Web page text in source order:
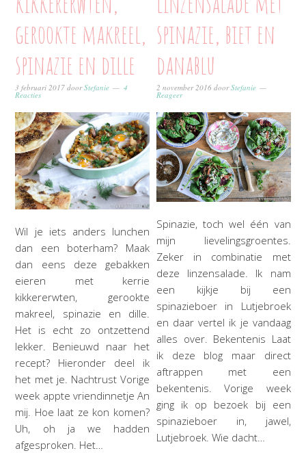
gerookte makreel,
spinazie en dille
3 februari 2017 doorStefanie 4
Reacties
Wil je iets anders lunchen
dan een boterham? Maak
dan eens deze gebakken
eieren met kerrie
kikkererwten, gerookte
makreel, spinazie en dille.
Het is echt zo ontzettend
lekker. Benieuwd naar het
recept? Hieronder deel ik
het met je. Nachtrust Vorige
week appte vriendinnetje An
mij. Hoe laat ze kon komen?
Uh, oh ja we hadden
afgesproken. Het…
spinazie, biet en
danablu
2 november 2016 doorStefanie
Reageer
Spinazie, toch wel één van
mijn lievelingsgroentes.
Zeker in combinatie met
deze linzensalade. Ik nam
een kijkje bij een
spinazieboer in Lutjebroek
en daar vertel ik je vandaag
alles over. Bekentenis Laat
ik deze blog maar direct
aftrappen met een
bekentenis. Vorige week
ging ik op bezoek bij een
spinazieboer in, jawel,
Lutjebroek. Wie dacht…